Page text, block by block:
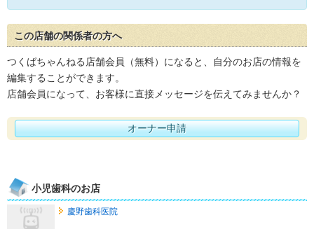
この店舗の関係者の方へ
つくばちゃんねる店舗会員（無料）になると、自分のお店の情報を
編集することができます。
店舗会員になって、お客様に直接メッセージを伝えてみませんか？
オーナー申請
小児歯科のお店
慶野歯科医院